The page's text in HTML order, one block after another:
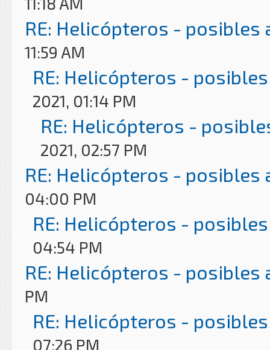
RE: Helicópteros - posibles
11:59 AM
RE: Helicópteros -
2021, 01:14 PM
RE: Helicópteros -
2021, 02:57 PM
RE: Helicópteros - posibles
04:00 PM
RE: Helicópteros -
04:54 PM
RE: Helicópteros - posibles
PM
RE: Helicópteros -
07:26 PM